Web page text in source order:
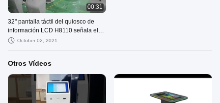
00:31
32" pantalla táctil del quiosco de
información LCD H8110 señala el
tactoOctober 02, 2021
Otros Vídeos